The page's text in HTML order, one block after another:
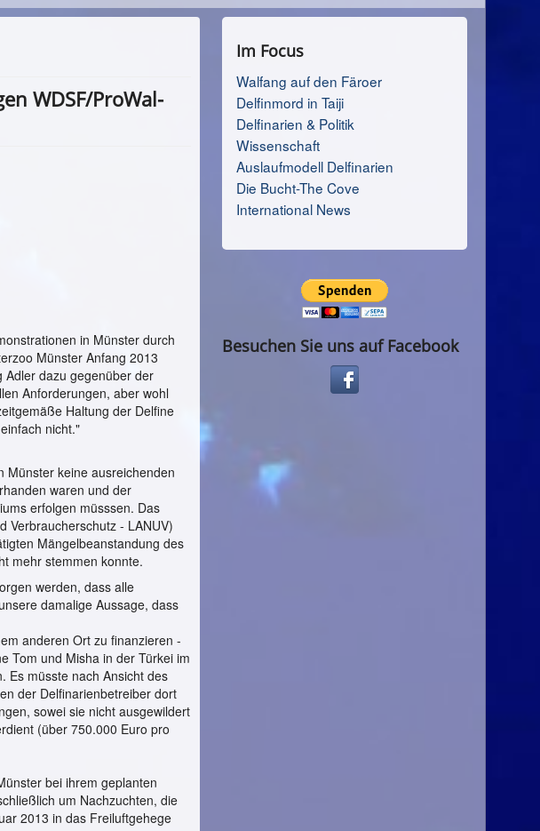
WDSF/ProWal-
in Münster durch
Münster Anfang 2013
dazu gegenüber der
Anforderungen, aber wohl
Haltung der Delfine
nicht."
Münster keine ausreichenden
waren und der
erfolgen müsssen. Das
Verbraucherschutz - LANUV)
Mängelbeanstandung des
mehr stemmen konnte.
werden, dass alle
damalige Aussage, dass
anderen Ort zu finanzieren -
Tom und Misha in der Türkei im
Es müsste nach Ansicht des
der Delfinarienbetreiber dort
sowei sie nicht ausgewildert
(über 750.000 Euro pro
bei ihrem geplanten
um Nachzuchten, die
2013 in das Freiluftgehege
Im Focus
Walfang auf den Färoer
Delfinmord in Taiji
Delfinarien & Politik
Wissenschaft
Auslaufmodell Delfinarien
Die Bucht-The Cove
International News
Besuchen Sie uns auf Facebook